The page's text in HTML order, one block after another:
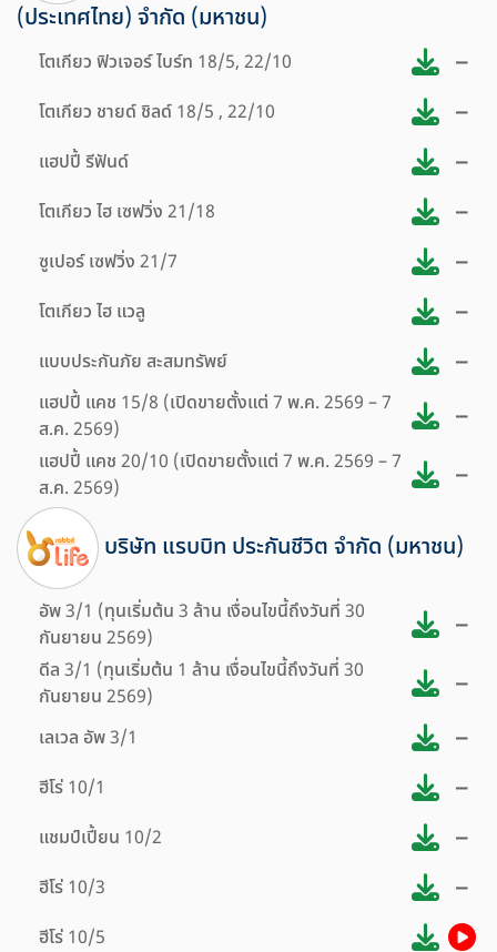
(ประเทศไทย) จำกัด (มหาชน)
โตเกียว ฟิวเจอร์ ไบร์ท 18/5, 22/10 –
โตเกียว ชายด์ ชิลด์ 18/5 , 22/10 –
แฮปปี้ รีฟันด์ –
โตเกียว ไฮ เซฟวิ่ง 21/18 –
ซูเปอร์ เซฟวิ่ง 21/7 –
โตเกียว ไฮ แวลู –
แบบประกันภัย สะสมทรัพย์ –
แฮปปี้ แคช 15/8 (เปิดขายตั้งแต่ 7 พ.ค. 2569 – 7
ส.ค. 2569)
–
แฮปปี้ แคช 20/10 (เปิดขายตั้งแต่ 7 พ.ค. 2569 – 7
ส.ค. 2569)
–
บริษัท แรบบิท ประกันชีวิต จำกัด (มหาชน)
อัพ 3/1 (ทุนเริ่มต้น 3 ล้าน เงื่อนไขนี้ถึงวันที่ 30
กันยายน 2569)
–
ดีล 3/1 (ทุนเริ่มต้น 1 ล้าน เงื่อนไขนี้ถึงวันที่ 30
กันยายน 2569)
–
เลเวล อัพ 3/1 –
ฮีโร่ 10/1 –
แชมป์เปี้ยน 10/2 –
ฮีโร่ 10/3 –
ฮีโร่ 10/5